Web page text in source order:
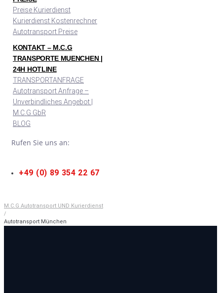
Preise Kurierdienst
Kurierdienst Kostenrechner
Autotransport Preise
KONTAKT – M.C.G
TRANSPORTE MUENCHEN |
24H HOTLINE
TRANSPORTANFRAGE
Autotransport Anfrage –
Unverbindliches Angebot |
M.C.G GbR
BLOG
Rufen Sie uns an:
+49 (0) 89 354 22 67
M.C.G Autotransport UND Kurierdienst
/
Autotransport München